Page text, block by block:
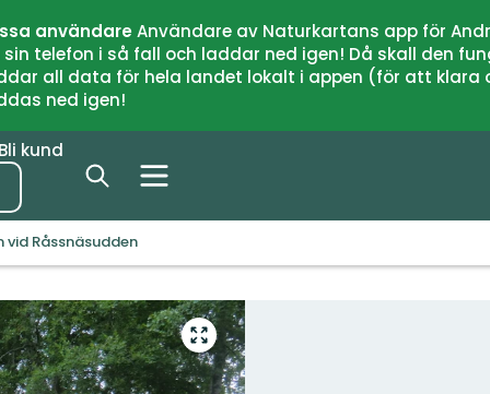
användareAnvändare av Naturkartans app för
telefon i så fall och laddar ned igen! Då skall den
all data för hela landet lokalt i appen (för att
ned igen!
Bli kund
vid Råssnäsudden
Gå
till
helskärmsläge